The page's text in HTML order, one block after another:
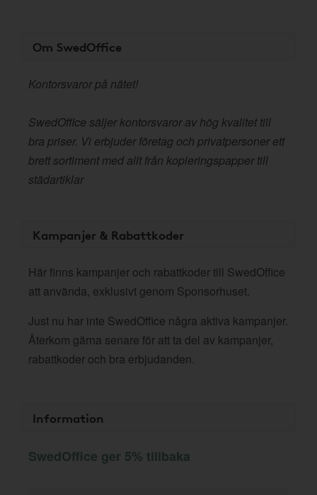
Om SwedOffice
Kontorsvaror på nätet!
SwedOffice säljer kontorsvaror av hög kvalitet till
bra priser. Vi erbjuder företag och privatpersoner ett
brett sortiment med allt från kopieringspapper till
städartiklar
Kampanjer & Rabattkoder
Här finns kampanjer och rabattkoder till SwedOffice
att använda, exklusivt genom Sponsorhuset.
Just nu har inte SwedOffice några aktiva kampanjer.
Återkom gärna senare för att ta del av kampanjer,
rabattkoder och bra erbjudanden.
Information
SwedOffice ger 5% tillbaka